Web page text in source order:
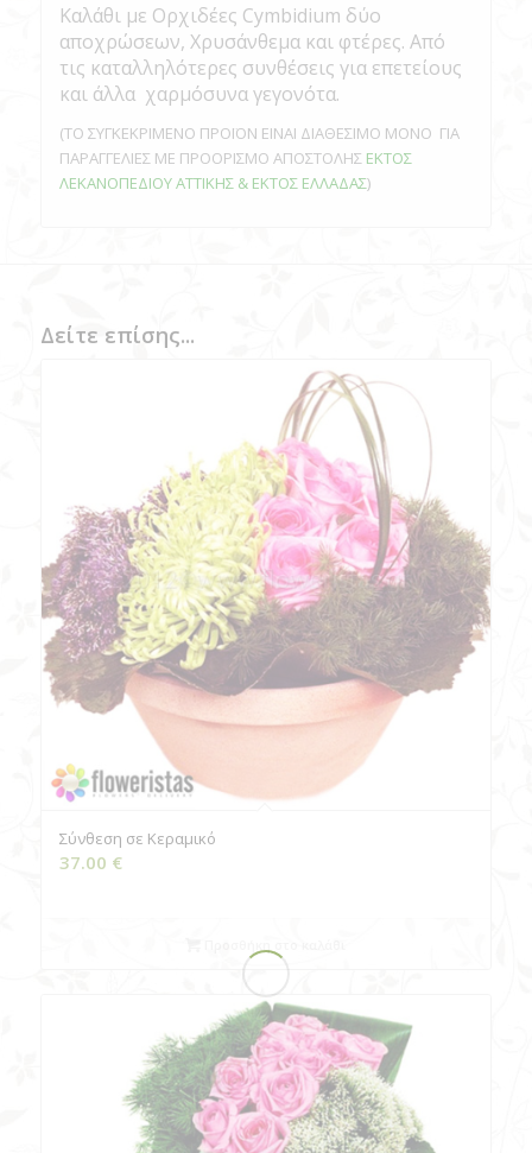
Καλάθι με Ορχιδέες Cymbidium δύο
αποχρώσεων, Χρυσάνθεμα και φτέρες. Από
τις καταλληλότερες συνθέσεις για επετείους
και άλλα χαρμόσυνα γεγονότα.
(ΤΟ ΣΥΓΚΕΚΡΙΜΕΝΟ ΠΡΟΪΟΝ ΕΙΝΑΙ ΔΙΑΘΕΣΙΜΟ ΜΟΝΟ ΓΙΑ
ΠΑΡΑΓΓΕΛΙΕΣ ΜΕ ΠΡΟΟΡΙΣΜΟ ΑΠΟΣΤΟΛΗΣ ΕΚΤΟΣ
ΛΕΚΑΝΟΠΕΔΙΟΥ ΑΤΤΙΚΗΣ & ΕΚΤΟΣ ΕΛΛΑΔΑΣ)
Δείτε επίσης...
Σύνθεση σε Κεραμικό
37.00 €